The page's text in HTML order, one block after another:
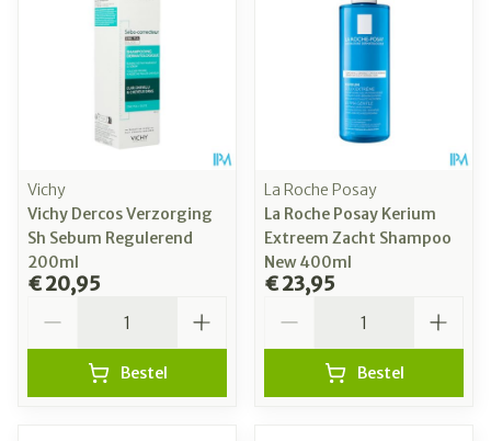
Vichy
Vichy Dercos Verzorging
Sh Sebum Regulerend
200ml
€ 20,95
Bestel
La Roche Posay
La Roche Posay Kerium
Extreem Zacht Shampoo
New 400ml
€ 23,95
Bestel